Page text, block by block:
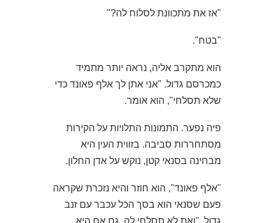
"אז את מתכוונת לסלוח לה?"
"בטח".
הוא מתקרב אליה, נראה יותר מתמיד
כמכרסם גדול. "אני אתן לך אלף פאונד כדי
שלא תסלחי", הוא אומר.
פיה נפער. התמונות התלויות על הקירות
מסתחררות סביבה. בזווית העין היא
מבחינה בסנאי קטן, נוקש על אדן החלון.
"אלף פאונד", הוא חוזר והיא נזכרת שקראה
פעם שסנאי הוא בסך הכל עכבר עם זנב
גדול. "ואת לא תסלחי לה, גם אם היא